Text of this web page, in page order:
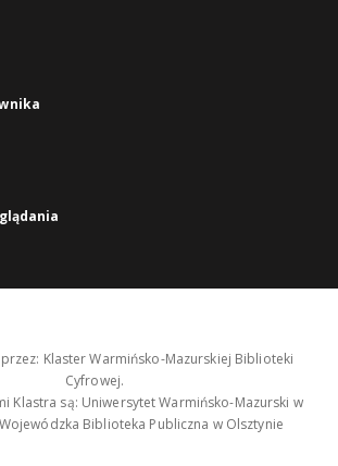
Klaster Warmińsko-Mazurskiej Biblioteki
Cyfrowej.
Klastra są: Uniwersytet Warmińsko-Mazurski w
Biblioteka Publiczna w Olsztynie